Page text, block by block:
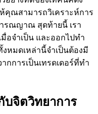
คุณสามารถวิเคราะห์การ
รณญาณ สุดท้ายนี้ เรา
อจำเป็น และออกไปทำ
หมดเหล่านี้จำเป็นต้องมี
การเป็นเทรดเดอร์ที่ทำ
บจิตวิทยาการ